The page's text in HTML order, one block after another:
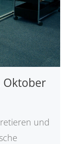
Oktober
und